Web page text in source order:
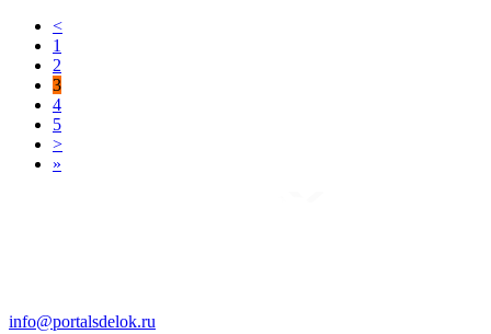
<
1
2
3
4
5
>
»
info@portalsdelok.ru